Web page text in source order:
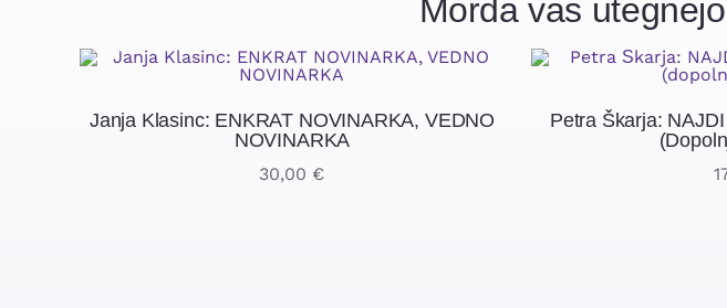
Morda vas
Janja Klasinc: ENKRAT NOVINARKA, VEDNO
NOVINARKA
30,00 €
Petra Škarja: